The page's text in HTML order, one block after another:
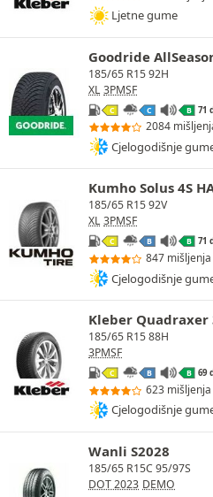
Ljetne gume
Goodride
185/65 R15 92H
XL 3PMSF
C C B 71
2084
Cjelogodišnje
Kumho Solus 4S
185/65 R15 92V
XL 3PMSF
C B B 71
847 mišljenja
Cjelogodišnje
Kleber Quadraxer
185/65 R15 88H
3PMSF
C B B 69
623 mišljenja
Cjelogodišnje
Wanli S2028
185/65 R15C 95/97S
DOT 2023 DEMO